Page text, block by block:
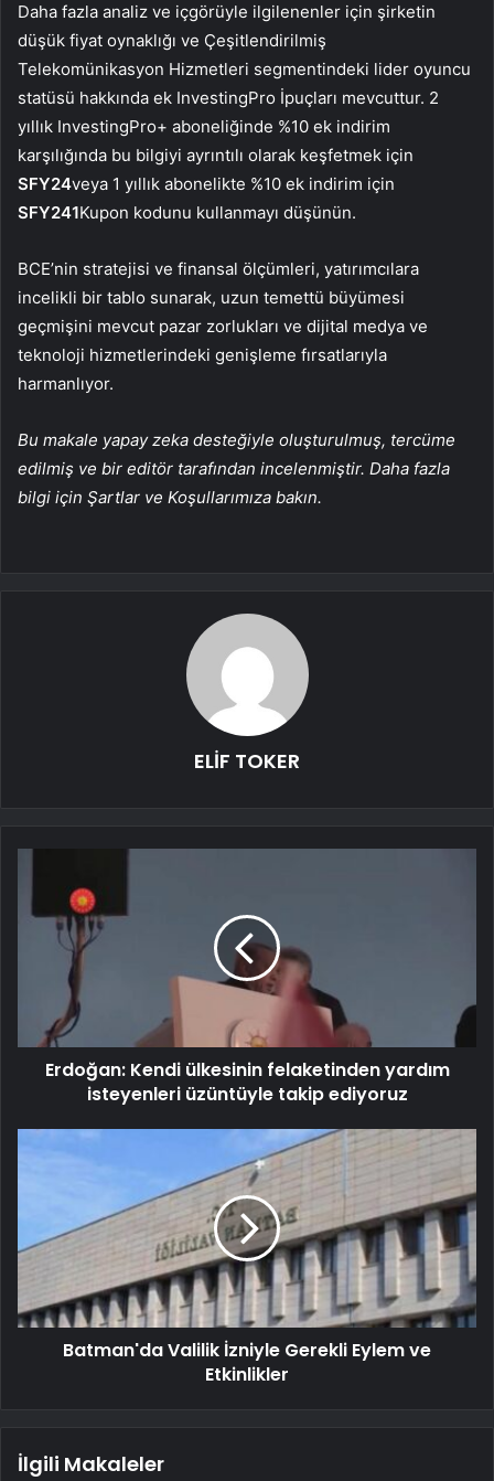
Daha fazla analiz ve içgörüyle ilgilenenler için şirketin
düşük fiyat oynaklığı ve Çeşitlendirilmiş
Telekomünikasyon Hizmetleri segmentindeki lider oyuncu
statüsü hakkında ek InvestingPro İpuçları mevcuttur. 2
yıllık InvestingPro+ aboneliğinde %10 ek indirim
karşılığında bu bilgiyi ayrıntılı olarak keşfetmek için
SFY24veya 1 yıllık abonelikte %10 ek indirim için
SFY241Kupon kodunu kullanmayı düşünün.
BCE’nin stratejisi ve finansal ölçümleri, yatırımcılara
incelikli bir tablo sunarak, uzun temettü büyümesi
geçmişini mevcut pazar zorlukları ve dijital medya ve
teknoloji hizmetlerindeki genişleme fırsatlarıyla
harmanlıyor.
Bu makale yapay zeka desteğiyle oluşturulmuş, tercüme
edilmiş ve bir editör tarafından incelenmiştir. Daha fazla
bilgi için Şartlar ve Koşullarımıza bakın.
ELİF TOKER
Erdoğan: Kendi ülkesinin felaketinden yardım
isteyenleri üzüntüyle takip ediyoruz
Batman'da Valilik İzniyle Gerekli Eylem ve
Etkinlikler
İlgili Makaleler